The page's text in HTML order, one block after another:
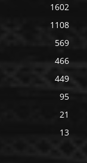
1602
1108
569
466
449
95
21
13